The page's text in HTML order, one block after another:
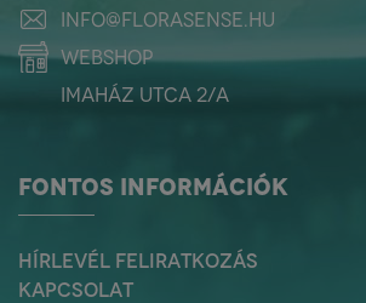
info@florasense.hu
webshop
Imaház utca 2/a
FONTOS INFORMÁCIÓK
HÍRLEVÉL FELIRATKOZÁS
KAPCSOLAT